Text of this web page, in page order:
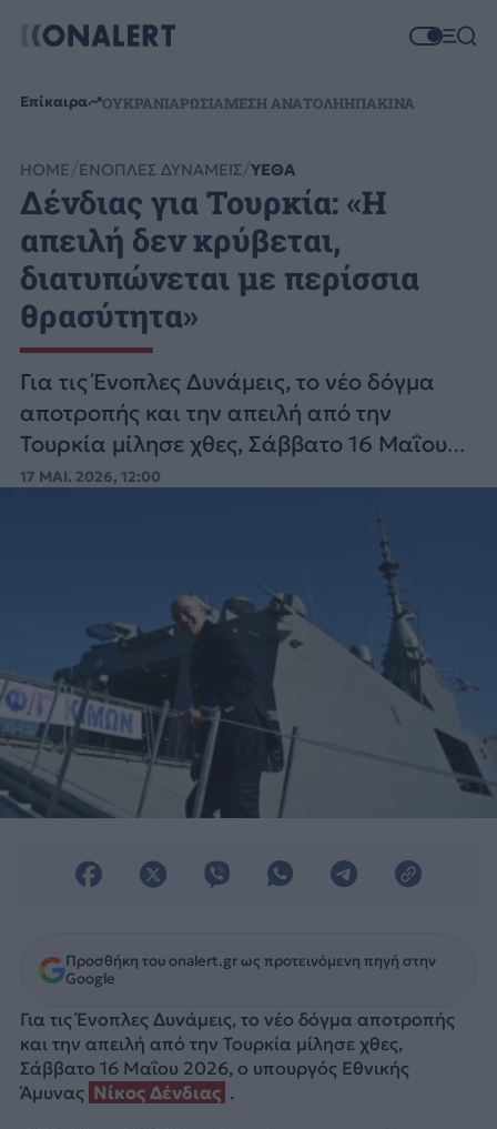
Επίκαιρα ΟΥΚΡΑΝΙΑΡΩΣΙΑΜΕΣΗ ΑΝΑΤΟΛΗΗΠΑΚΙΝΑ
HOME ΕΝΟΠΛΕΣ ΔΥΝΑΜΕΙΣ ΥΕΘΑ
Δένδιας για Τουρκία: «Η
απειλή δεν κρύβεται,
διατυπώνεται με περίσσια
θρασύτητα»
Για τις Ένοπλες Δυνάμεις, το νέο δόγμα
αποτροπής και την απειλή από την
Τουρκία μίλησε χθες, Σάββατο 16 Μαΐου
2026, ο υπουργός Εθνικής Άμυνας Νίκος
17 ΜΑΙ. 2026, 12:00
Προσθήκη του onalert.gr ως προτεινόμενη πηγή στην
Google
Για τις Ένοπλες Δυνάμεις, το νέο δόγμα αποτροπής
και την απειλή από την Τουρκία μίλησε χθες,
Σάββατο 16 Μαΐου 2026, ο υπουργός Εθνικής
Άμυνας Νίκος Δένδιας .